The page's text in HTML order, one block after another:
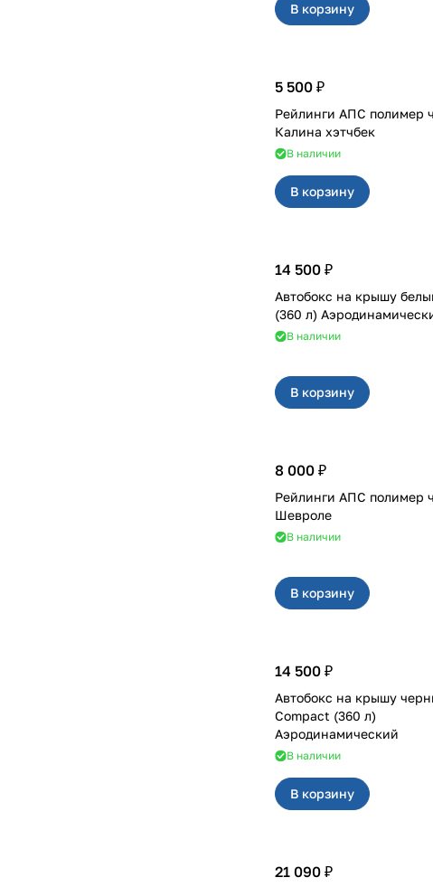
В корзину
5 500 ₽
Рейлинги АПС полимер
Калина хэтчбек
В наличии
В корзину
14 500 ₽
Автобокс на крышу
(360 л)
В наличии
В корзину
8 000 ₽
Рейлинги АПС полимер
Шевроле
В наличии
В корзину
14 500 ₽
Автобокс на крышу
Compact (360 л)
Аэродинамический
В наличии
В корзину
21 090 ₽